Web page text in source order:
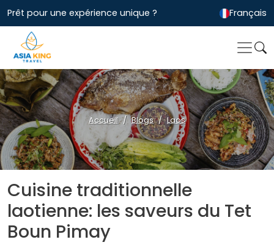
Prêt pour une expérience unique ? Français
Accueil Blogs Laos
Cuisine traditionnelle
laotienne: les saveurs du Tet
Boun Pimay